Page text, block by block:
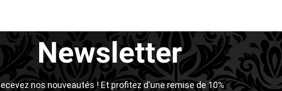
Newsletter
nos nouveautés ! Et profitez d'une remise de 10%